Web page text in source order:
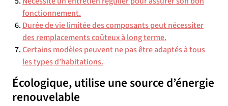
fonctionnement.
Durée de vie limitée des composants peut nécessiter
des remplacements coûteux à long terme.
Certains modèles peuvent ne pas être adaptés à tous
les types d’habitations.
Écologique, utilise une source d’énergie
renouvelable